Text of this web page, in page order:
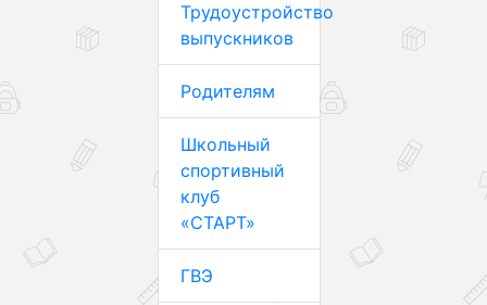
Трудоустройство
выпускников
Родителям
Школьный
спортивный
клуб
«СТАРТ»
ГВЭ